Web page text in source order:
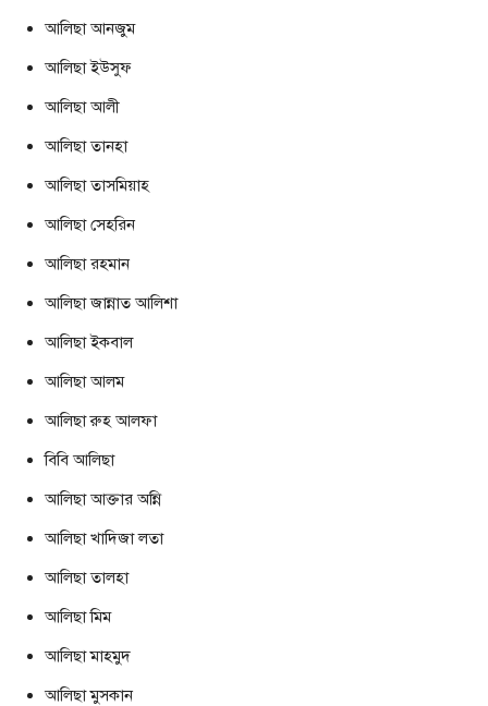
আলিছা আনজুম
আলিছা ইউসুফ
আলিছা আলী
আলিছা তানহা
আলিছা তাসমিয়াহ
আলিছা সেহরিন
আলিছা রহমান
আলিছা জান্নাত আলিশা
আলিছা ইকবাল
আলিছা আলম
আলিছা রুহ আলফা
বিবি আলিছা
আলিছা আক্তার অন্নি
আলিছা খাদিজা লতা
আলিছা তালহা
আলিছা মিম
আলিছা মাহমুদ
আলিছা মুসকান